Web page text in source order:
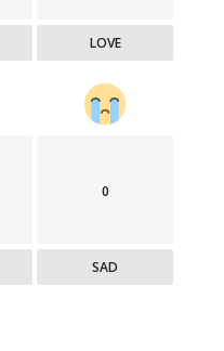
LOVE
0
SAD